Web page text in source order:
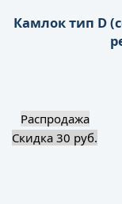
Камлок тип D
Распродажа
Скидка 30 руб.